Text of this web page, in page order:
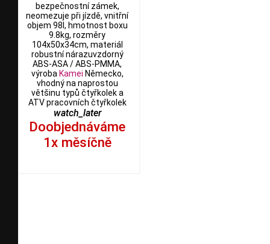
bezpečnostní zámek,
neomezuje při jízdě, vnitřní
objem 98l, hmotnost boxu
9.8kg, rozměry
104x50x34cm, materiál
robustní nárazuvzdorný
ABS-ASA / ABS-PMMA,
výroba Kamei Německo,
vhodný na naprostou
většinu typů čtyřkolek a
ATV pracovních čtyřkolek
watch_later
Doobjednáváme
1x měsíčně